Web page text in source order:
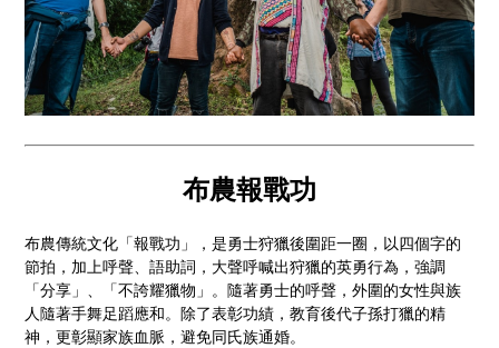
布農報戰功
布農傳統文化「報戰功」，是勇士狩獵後圍距一圈，以四個字的
節拍，加上呼聲、語助詞，大聲呼喊出狩獵的英勇行為，強調
「分享」、「不誇耀獵物」。隨著勇士的呼聲，外圍的女性與族
人隨著手舞足蹈應和。除了表彰功績，教育後代子孫打獵的精
神，更彰顯家族血脈，避免同氏族通婚。